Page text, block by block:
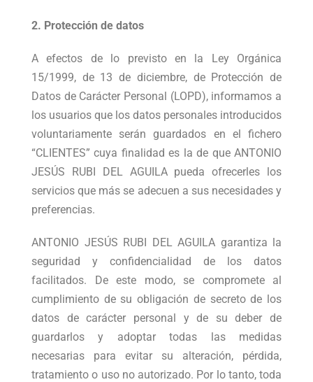
2. Protección de datos
A efectos de lo previsto en la Ley Orgánica
15/1999, de 13 de diciembre, de Protección de
Datos de Carácter Personal (LOPD), informamos a
los usuarios que los datos personales introducidos
voluntariamente serán guardados en el fichero
“CLIENTES” cuya finalidad es la de que ANTONIO
JESÚS RUBI DEL AGUILA pueda ofrecerles los
servicios que más se adecuen a sus necesidades y
preferencias.
ANTONIO JESÚS RUBI DEL AGUILA garantiza la
seguridad y confidencialidad de los datos
facilitados. De este modo, se compromete al
cumplimiento de su obligación de secreto de los
datos de carácter personal y de su deber de
guardarlos y adoptar todas las medidas
necesarias para evitar su alteración, pérdida,
tratamiento o uso no autorizado. Por lo tanto, toda